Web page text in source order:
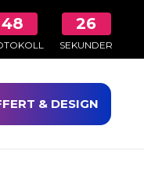
48 26
SEKUNDER
& DESIGN